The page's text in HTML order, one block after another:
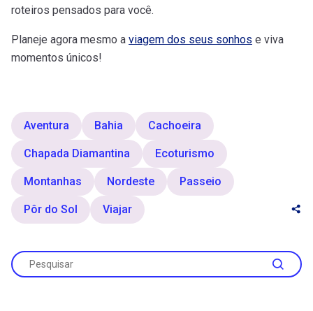
roteiros pensados para você.
Planeje agora mesmo a viagem dos seus sonhos e viva
momentos únicos!
Aventura Bahia Cachoeira
Chapada Diamantina Ecoturismo
Montanhas Nordeste Passeio
Pôr do Sol Viajar